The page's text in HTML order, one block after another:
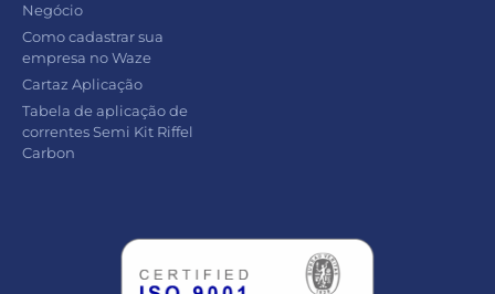
Negócio
Como cadastrar sua
empresa no Waze
Cartaz Aplicação
Tabela de aplicação de
correntes Semi Kit Riffel
Carbon